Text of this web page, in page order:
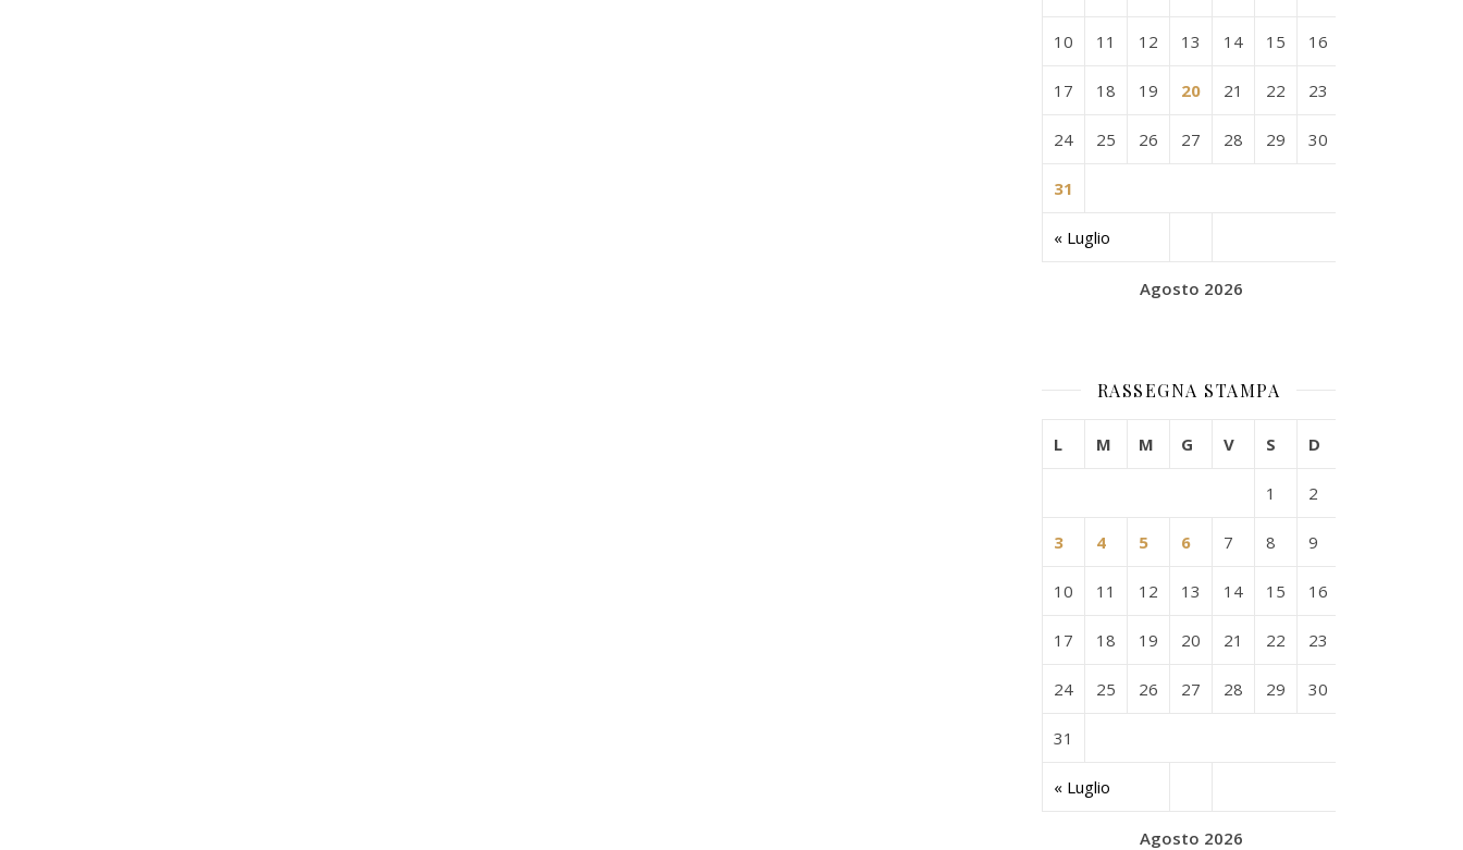
Agosto 2026
« Luglio
10 11 12 13 14 15 16
17 18 19 20 21 22 23
24 25 26 27 28 29 30
31
RASSEGNA STAMPA
Agosto 2026
L M M G V S D
« Luglio
1 2
3 4 5 6 7 8 9
10 11 12 13 14 15 16
17 18 19 20 21 22 23
24 25 26 27 28 29 30
31